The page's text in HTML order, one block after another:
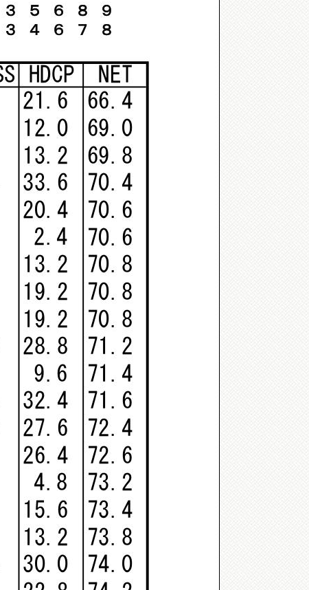
５ ６ ８ ９
４ ６ ７ ８
HDCP
NET
21.6
66.4
12.0
69.0
13.2
69.8
33.6
70.4
20.4
70.6
2.4
70.6
13.2
70.8
19.2
70.8
19.2
70.8
28.8
71.2
9.6
71.4
32.4
71.6
27.6
72.4
26.4
72.6
4.8
73.2
15.6
73.4
13.2
73.8
30.0
74.0